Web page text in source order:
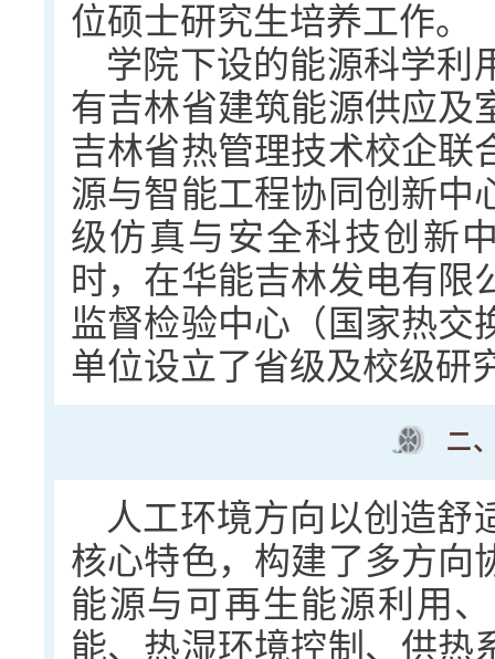
位硕士研究生培养工作。
学院下设的能源科学利
有吉林省建筑能源供应及
吉林省热管理技术校企联
源与智能工程协同创新中
级仿真与安全科技创新
时，在华能吉林发电有限
监督检验中心（国家热交
单位设立了省级及校级研
二
人工环境方向以创造舒
核心特色，构建了多方向
能源与可再生能源利用
能、热湿环境控制、供热